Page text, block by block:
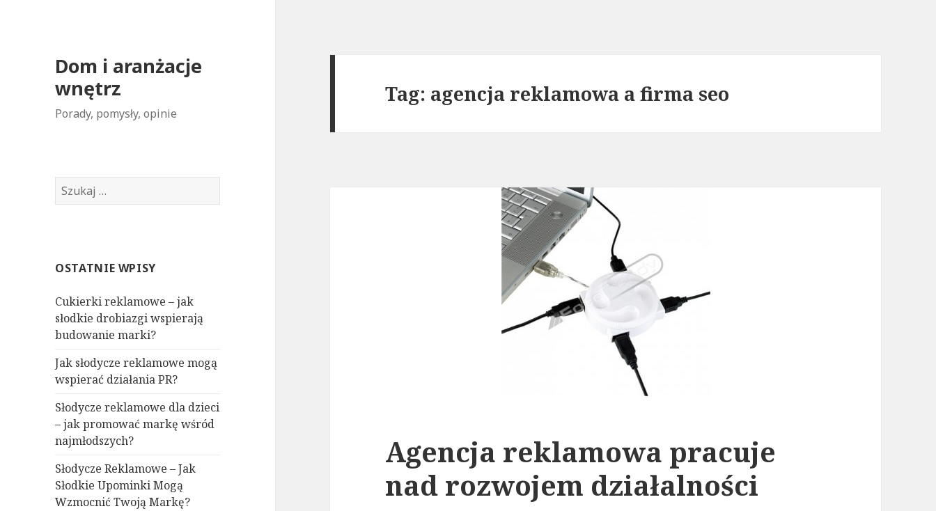
Dom i aranżacje
wnętrz
Porady, pomysły, opinie
S
z
j
OSTATNIE WPISY
Cukierki reklamowe – jak
słodkie drobiazgi wspierają
budowanie marki?
Jak słodycze reklamowe mogą
wspierać działania PR?
Słodycze reklamowe dla dzieci
– jak promować markę wśród
najmłodszych?
Słodycze Reklamowe – Jak
Słodkie Upominki Mogą
Wzmocnić Twoją Markę?
Tag: agencja reklamowa a firma seo
Agencja reklamowa pracuje
nad rozwojem działalności